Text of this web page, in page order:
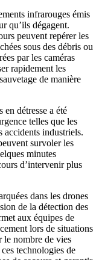
infrarouges émis
qu’ils dégagent.
peuvent repérer les
sous des débris ou
par les caméras
rapidement les
de manière
en détresse a été
telles que les
accidents industriels.
survoler les
minutes
d’intervenir plus
dans les drones
de la détection des
aux équipes de
lors de situations
le nombre de vies
technologies de